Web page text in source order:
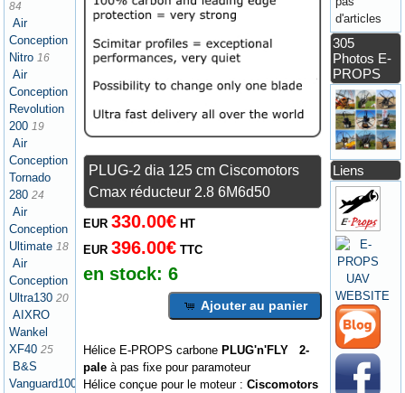
84
Air
Conception
Nitro 16
Air
Conception
Revolution
200 19
Air
Conception
Tornado
280 24
Air
Conception
Ultimate 18
Air
Conception
Ultra130 20
AIXRO
Wankel
XF40 25
B&S
Vanguard1000
PLUG-2 dia 125 cm Ciscomotors
Cmax réducteur 2.8 6M6d50
EUR330.00€ HT
EUR396.00€ TTC
en stock:6
Ajouter au panier
Hélice E-PROPS carbone PLUG'n'FLY 2-
pale à pas fixe pour paramoteur
Hélice conçue pour le moteur :Ciscomotors
d'articles
305
Photos E-
PROPS
Liens